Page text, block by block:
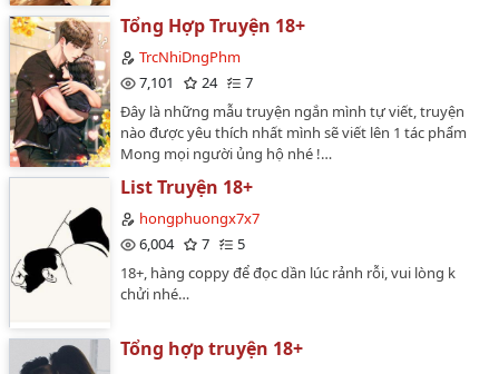
Tổng Hợp Truyện 18+
TrcNhiDngPhm
7,101
24
7
Đây là những mẫu truyện ngắn mình tự viết, truyện
nào được yêu thích nhất mình sẽ viết lên 1 tác phẩm
Mong mọi người ủng hộ nhé !…
List Truyện 18+
hongphuongx7x7
6,004
7
5
18+, hàng coppy để đọc dần lúc rảnh rỗi, vui lòng k
chửi nhé…
Tổng hợp truyện 18+